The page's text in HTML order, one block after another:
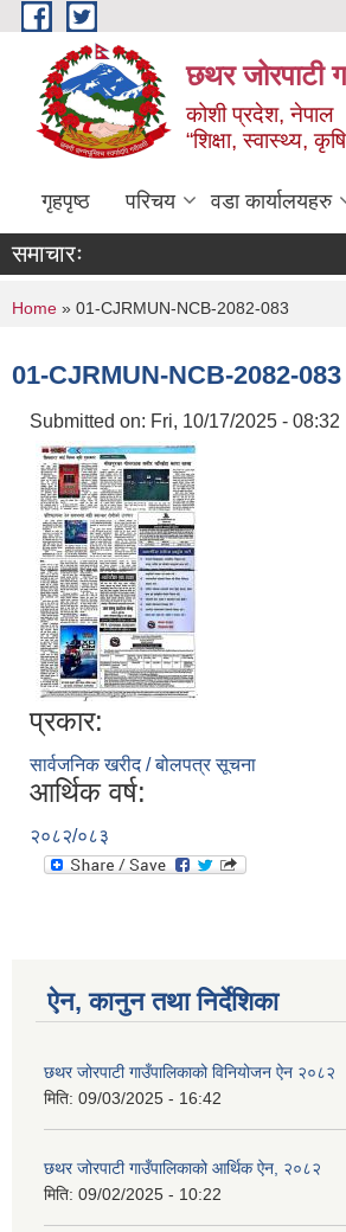
Skip to main content
छथर जोरपाटी
कोशी प्रदेश, नेपाल
“शिक्षा, स्वास्थ्य,
गृहपृष्ठ परिचय वडा कार्यालयहरु
समाचारः
You are here
Home » 01-CJRMUN-NCB-2082-083
01-CJRMUN-NCB-2082-083
Submitted on: Fri, 10/17/2025 - 08:32
प्रकार:
सार्वजनिक खरीद / बोलपत्र सूचना
आर्थिक वर्ष:
२०८२/०८३
ऐन, कानुन तथा निर्देशिका
छथर जोरपाटी गाउँपालिकाको विनियोजन ऐन २०८२
मिति: 09/03/2025 - 16:42
छथर जोरपाटी गाउँपालिकाको आर्थिक ऐन, २०८२
मिति: 09/02/2025 - 10:22